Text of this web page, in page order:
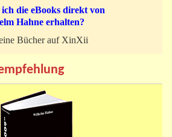
die eBooks direkt von
Hahne erhalten?